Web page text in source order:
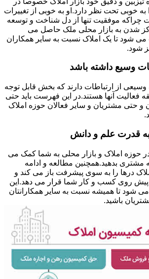
خوبی تحت نظر دارد.او به خوبی از تغییرات
موفقیت تنها از دل شناخت و توسعه
شدن به بازار محلی ملک حاصل می
می شود تا یک املاک نسبت به سایر همکاران
شود.
وسیع داشته باشد
از ارتباطات دارند که بخش قابل توجه
فعالیت آنها هستند.در این فهرست باید حتی
و حتی مشتریان و سایر فعالان حوزه املاک
قدرت علم و دانش
حوزه املاک و بازار محلی به شما کمک می
مشتری بدهید.همچنین مطالعه و ادامه
درها را به سوی پیشرفت باز می کند و
پیش روی کسب و کار شما قرار می دهد.این
شود تا همیشه نسبت به سایر همکارانتان
باشید.